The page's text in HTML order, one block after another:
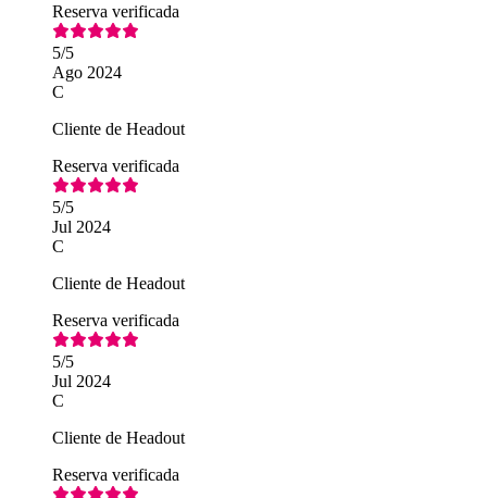
Reserva verificada
5/5
Ago 2024
C
Cliente de Headout
Reserva verificada
5/5
Jul 2024
C
Cliente de Headout
Reserva verificada
5/5
Jul 2024
C
Cliente de Headout
Reserva verificada